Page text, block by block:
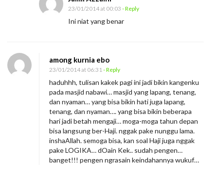
23/01/2014 at 00:03 - Reply
Ini niat yang benar
among kurnia ebo
23/01/2014 at 06:31- Reply
haduhhh, tulisan kakek pagi ini jadi bikin kangenku
pada masjid nabawi… masjid yang lapang, tenang,
dan nyaman… yang bisa bikin hati juga lapang,
tenang, dan nyaman…. yang bisa bikin beberapa
hari jadi betah mengaji… moga-moga tahun depan
bisa langsung ber-Haji. nggak pake nunggu lama.
inshaAllah. semoga bisa, kan soal Haji juga nggak
pake LOGIKA… dOain Kek.. sudah pengen…
banget!!! pengen ngrasain keindahannya wukuf…